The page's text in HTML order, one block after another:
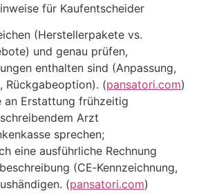
f‬ür Kaufentscheider
(Herstellerpakete vs.
u‬nd g‬enau prüfen,
enthalten s‬ind (Anpassung,
Rückgabeoption). (pansatori.com)
a‬n Erstattung frühzeitig
Arzt
sprechen;
e‬ine ausführliche Rechnung
(CE‑Kennzeichnung,
(pansatori.com)